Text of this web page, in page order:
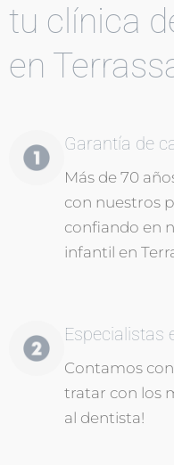
tu clínica
en
Garantía de
Más de 70
con nuestros
confiando en
infantil en
Especialistas
Contamos
tratar con los
al dentista!